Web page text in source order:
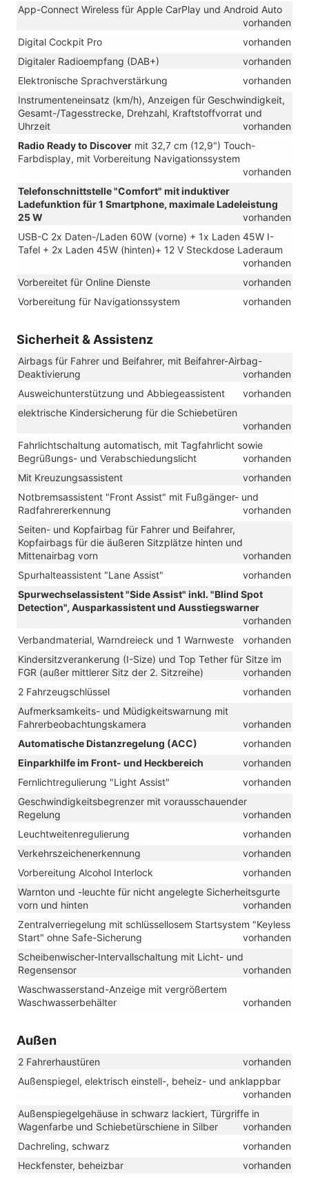
App-Connect Wireless für Apple CarPlay und Android Auto
vorhanden
Digital Cockpit Pro
vorhanden
Digitaler Radioempfang (DAB+)
vorhanden
Elektronische Sprachverstärkung
vorhanden
Instrumenteneinsatz (km/h), Anzeigen für Geschwindigkeit,
Gesamt-/Tagesstrecke, Drehzahl, Kraftstoffvorrat und
Uhrzeit
vorhanden
Radio Ready to Discover mit 32,7 cm (12,9") Touch-
Farbdisplay, mit Vorbereitung Navigationssystem
vorhanden
Telefonschnittstelle "Comfort" mit induktiver
Ladefunktion für 1 Smartphone, maximale Ladeleistung
25 W
vorhanden
USB-C 2x Daten-/Laden 60W (vorne) + 1x Laden 45W I-
Tafel + 2x Laden 45W (hinten)+ 12 V Steckdose Laderaum
vorhanden
Vorbereitet für Online Dienste
vorhanden
Vorbereitung für Navigationssystem
vorhanden
Sicherheit & Assistenz
Airbags für Fahrer und Beifahrer, mit Beifahrer-Airbag-
Deaktivierung
vorhanden
Ausweichunterstützung und Abbiegeassistent
vorhanden
elektrische Kindersicherung für die Schiebetüren
vorhanden
Fahrlichtschaltung automatisch, mit Tagfahrlicht sowie
Begrüßungs- und Verabschiedungslicht
vorhanden
Mit Kreuzungsassistent
vorhanden
Notbremsassistent "Front Assist" mit Fußgänger- und
Radfahrererkennung
vorhanden
Seiten- und Kopfairbag für Fahrer und Beifahrer,
Kopfairbags für die äußeren Sitzplätze hinten und
Mittenairbag vorn
vorhanden
Spurhalteassistent "Lane Assist"
vorhanden
Spurwechselassistent "Side Assist" inkl. "Blind Spot
Detection", Ausparkassistent und Ausstiegswarner
vorhanden
Verbandmaterial, Warndreieck und 1 Warnweste
vorhanden
Kindersitzverankerung (I-Size) und Top Tether für Sitze im
FGR (außer mittlerer Sitz der 2. Sitzreihe)
vorhanden
2 Fahrzeugschlüssel
vorhanden
Aufmerksamkeits- und Müdigkeitswarnung mit
Fahrerbeobachtungskamera
vorhanden
Automatische Distanzregelung (ACC)
vorhanden
Einparkhilfe im Front- und Heckbereich
vorhanden
Fernlichtregulierung "Light Assist"
vorhanden
Geschwindigkeitsbegrenzer mit vorausschauender
Regelung
vorhanden
Leuchtweitenregulierung
vorhanden
Verkehrszeichenerkennung
vorhanden
Vorbereitung Alcohol Interlock
vorhanden
Warnton und -leuchte für nicht angelegte Sicherheitsgurte
vorn und hinten
vorhanden
Zentralverriegelung mit schlüssellosem Startsystem "Keyless
Start" ohne Safe-Sicherung
vorhanden
Scheibenwischer-Intervallschaltung mit Licht- und
Regensensor
vorhanden
Waschwasserstand-Anzeige mit vergrößertem
Waschwasserbehälter
vorhanden
Außen
2 Fahrerhaustüren
vorhanden
Außenspiegel, elektrisch einstell-, beheiz- und anklappbar
vorhanden
Außenspiegelgehäuse in schwarz lackiert, Türgriffe in
Wagenfarbe und Schiebetürschiene in Silber
vorhanden
Dachreling, schwarz
vorhanden
Heckfenster, beheizbar
vorhanden